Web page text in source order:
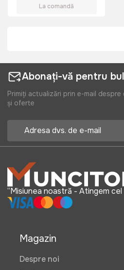
La comandă
Abonați-vă pentru
Primiți actualizări prin e-mail
și oferte
“Misiunea noastră - Atingem cel
Magazin
Despre noi